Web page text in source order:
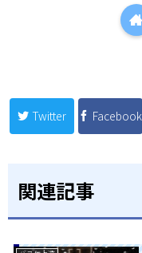
Twitter Facebook
関連記事